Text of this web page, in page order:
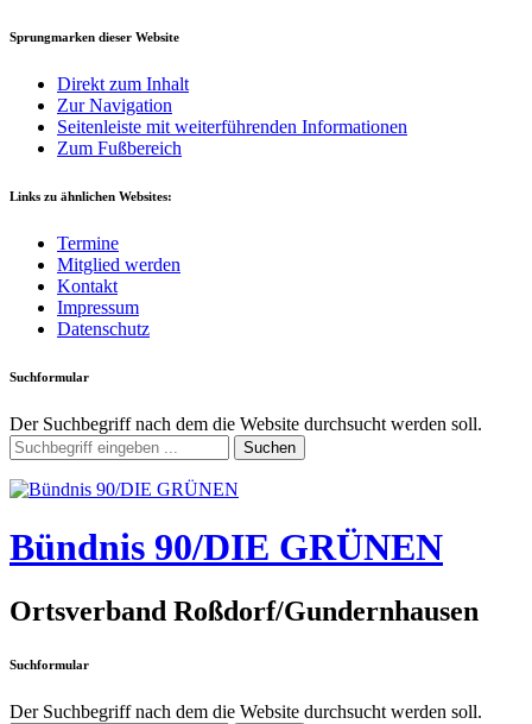
Sprungmarken dieser Website
Direkt zum Inhalt
Zur Navigation
Seitenleiste mit weiterführenden Informationen
Zum Fußbereich
Links zu ähnlichen Websites:
Termine
Mitglied werden
Kontakt
Impressum
Datenschutz
Suchformular
Der Suchbegriff nach dem die Website durchsucht werden soll.
Suchen
Bündnis 90/DIE GRÜNEN
Ortsverband Roßdorf/Gundernhausen
Suchformular
Der Suchbegriff nach dem die Website durchsucht werden soll.